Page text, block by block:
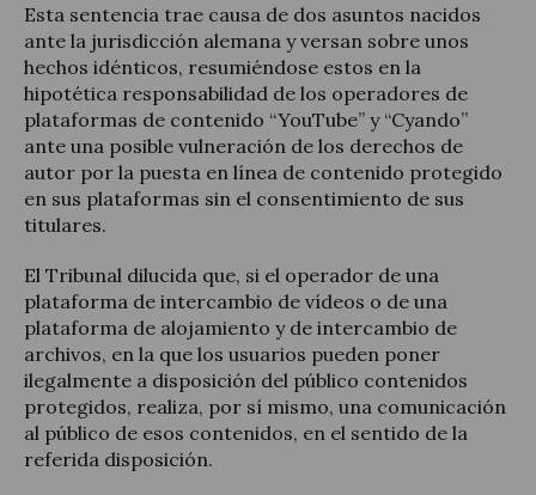
Esta sentencia trae causa de dos asuntos nacidos
ante la jurisdicción alemana y versan sobre unos
hechos idénticos, resumiéndose estos en la
hipotética responsabilidad de los operadores de
plataformas de contenido “YouTube” y “Cyando”
ante una posible vulneración de los derechos de
autor por la puesta en línea de contenido protegido
en sus plataformas sin el consentimiento de sus
titulares.
El Tribunal dilucida que, si el operador de una
plataforma de intercambio de vídeos o de una
plataforma de alojamiento y de intercambio de
archivos, en la que los usuarios pueden poner
ilegalmente a disposición del público contenidos
protegidos, realiza, por sí mismo, una comunicación
al público de esos contenidos, en el sentido de la
referida disposición.